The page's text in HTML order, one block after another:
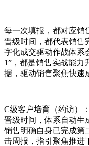
每一次填报，都对应销
晋级时间，都代表销售
字化成交驱动作战体系
1”，都是销售实战能力
据，驱动销售聚焦快速
C级客户培育（约访）
晋级时间，体系自动生
销售明确自身已完成第
击周报，指引聚焦推进